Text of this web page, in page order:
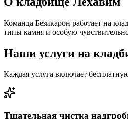
Команда Безикарон работает на
типы камня и особую
Наши услуги на
Каждая услуга включает
Тщательная чистка